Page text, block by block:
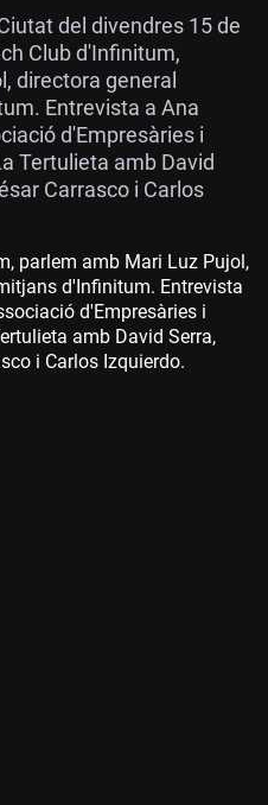
del divendres 15 de
Club d'Infinitum,
directora general
Entrevista a Ana
d'Empresàries i
Tertulieta amb David
Carrasco i Carlos
parlem amb Mari Luz Pujol,
d'Infinitum. Entrevista
d'Empresàries i
amb David Serra,
i Carlos Izquierdo.